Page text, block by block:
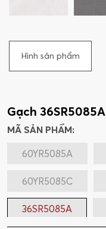
Hình sản phẩm
Gạch 36SR5085A
MÃ SẢN PHẨM:
60YR5085A
60YR5085C
36SR5085A